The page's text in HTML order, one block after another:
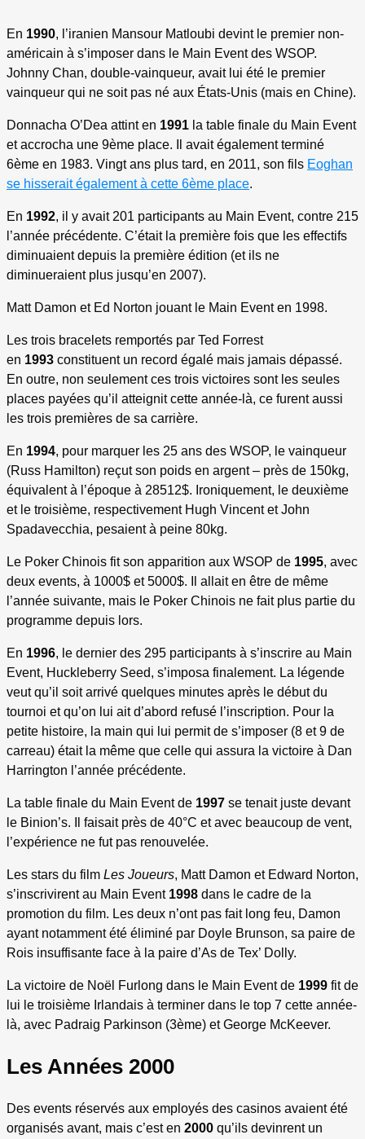
En 1990, l’iranien Mansour Matloubi devint le premier non-
américain à s’imposer dans le Main Event des WSOP.
Johnny Chan, double-vainqueur, avait lui été le premier
vainqueur qui ne soit pas né aux États-Unis (mais en Chine).
Donnacha O’Dea attint en 1991 la table finale du Main Event
et accrocha une 9ème place. Il avait également terminé
6ème en 1983. Vingt ans plus tard, en 2011, son fils Eoghan
se hisserait également à cette 6ème place.
En 1992, il y avait 201 participants au Main Event, contre 215
l’année précédente. C’était la première fois que les effectifs
diminuaient depuis la première édition (et ils ne
diminueraient plus jusqu’en 2007).
Matt Damon et Ed Norton jouant le Main Event en 1998.
Les trois bracelets remportés par Ted Forrest
en 1993 constituent un record égalé mais jamais dépassé.
En outre, non seulement ces trois victoires sont les seules
places payées qu’il atteignit cette année-là, ce furent aussi
les trois premières de sa carrière.
En 1994, pour marquer les 25 ans des WSOP, le vainqueur
(Russ Hamilton) reçut son poids en argent – près de 150kg,
équivalent à l’époque à 28512$. Ironiquement, le deuxième
et le troisième, respectivement Hugh Vincent et John
Spadavecchia, pesaient à peine 80kg.
Le Poker Chinois fit son apparition aux WSOP de 1995, avec
deux events, à 1000$ et 5000$. Il allait en être de même
l’année suivante, mais le Poker Chinois ne fait plus partie du
programme depuis lors.
En 1996, le dernier des 295 participants à s’inscrire au Main
Event, Huckleberry Seed, s’imposa finalement. La légende
veut qu’il soit arrivé quelques minutes après le début du
tournoi et qu’on lui ait d’abord refusé l’inscription. Pour la
petite histoire, la main qui lui permit de s’imposer (8 et 9 de
carreau) était la même que celle qui assura la victoire à Dan
Harrington l’année précédente.
La table finale du Main Event de 1997 se tenait juste devant
le Binion’s. Il faisait près de 40°C et avec beaucoup de vent,
l’expérience ne fut pas renouvelée.
Les stars du film Les Joueurs, Matt Damon et Edward Norton,
s’inscrivirent au Main Event 1998 dans le cadre de la
promotion du film. Les deux n’ont pas fait long feu, Damon
ayant notamment été éliminé par Doyle Brunson, sa paire de
Rois insuffisante face à la paire d’As de Tex’ Dolly.
La victoire de Noël Furlong dans le Main Event de 1999 fit de
lui le troisième Irlandais à terminer dans le top 7 cette année-
là, avec Padraig Parkinson (3ème) et George McKeever.
Les Années 2000
Des events réservés aux employés des casinos avaient été
organisés avant, mais c’est en 2000 qu’ils devinrent un